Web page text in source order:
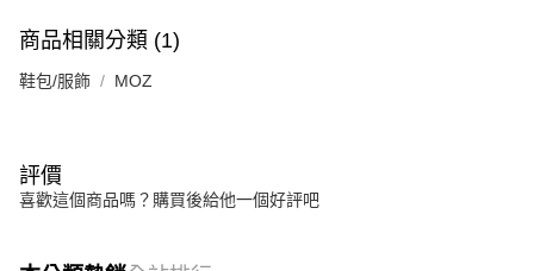
商品相關分類 (1)
鞋包/服飾 MOZ
評價
喜歡這個商品嗎？購買後給他一個好評吧